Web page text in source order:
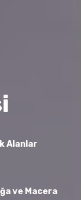
Alanlar
ve Macera